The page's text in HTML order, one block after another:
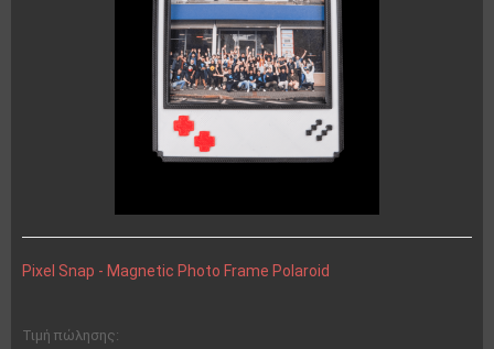
Pixel Snap - Magnetic Photo Frame Polaroid
Τιμή πώλησης: